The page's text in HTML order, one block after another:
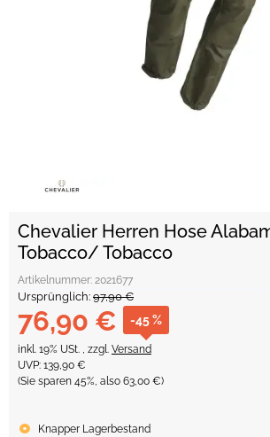
Chevalier Herren Hose
Tobacco/ Tobacco
Artikelnummer: 2021677
Ursprünglich: 97,90 €
76,90 € -45 %
inkl. 19% USt. , zzgl. Versand
UVP: 139,90 €
(Sie sparen 45%, also 63,00 €)
Knapper Lagerbestand